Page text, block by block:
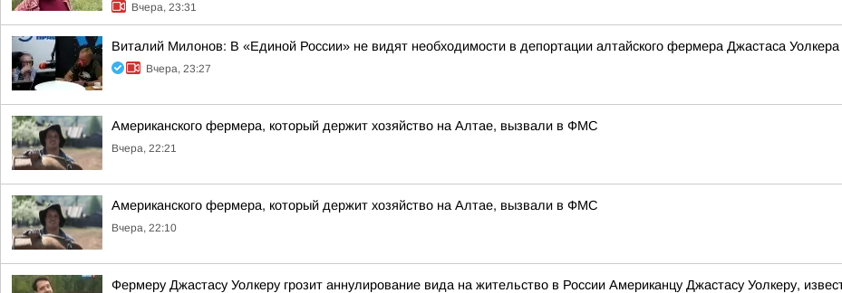
Вчера, 23:31
Виталий Милонов: В «Единой России» не видят необходимости в депортации алтайского фермера Джастаса Уолкера
Вчера, 23:27
Американского фермера, который держит хозяйство на Алтае, вызвали в ФМС
Вчера, 22:21
Американского фермера, который держит хозяйство на Алтае, вызвали в ФМС
Вчера, 22:10
Фермеру Джастасу Уолкеру грозит аннулирование вида на жительство в России Американцу Джастасу Уолкеру,